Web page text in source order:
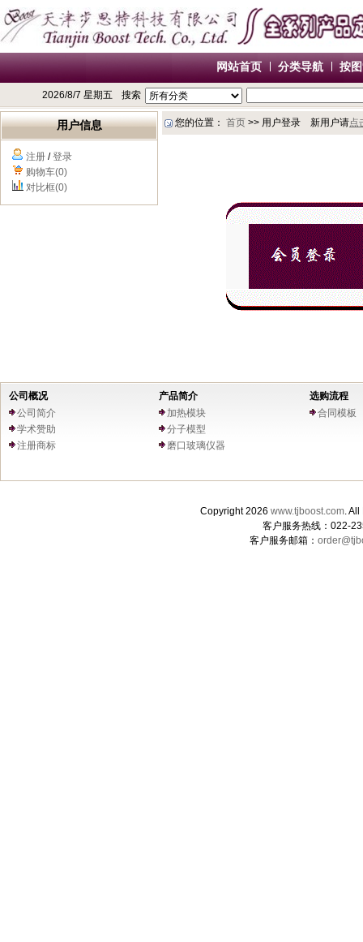
网站首页 分类导航 按
2026/8/7 星期五 搜索
用户信息
注册 /登录
购物车(0)
对比框(0)
您的位置： 首页 >> 用户登录 新用户请点
公司概况
公司简介
学术赞助
注册商标
产品简介
加热模块
分子模型
磨口玻璃仪器
选购流程
合同模板
Copyright 2026 www.tjboost.com.
客户服务热线：022-
客户服务邮箱：